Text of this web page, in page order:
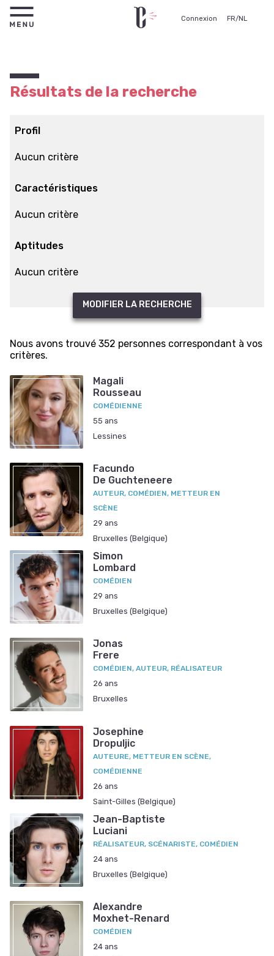
Connexion FR/NL
Résultats de la recherche
Profil
Aucun critère
Caractéristiques
Aucun critère
Aptitudes
Aucun critère
MODIFIER LA RECHERCHE
Nous avons trouvé 352 personnes correspondant à vos
critères.
Magali
Rousseau
COMÉDIENNE
55 ans
Lessines
Facundo
De Guchteneere
AUTEUR, COMÉDIEN, METTEUR EN
SCÈNE
29 ans
Bruxelles (Belgique)
Simon
Lombard
COMÉDIEN
29 ans
Bruxelles (Belgique)
Jonas
Frere
COMÉDIEN, AUTEUR, RÉALISATEUR
26 ans
Bruxelles
Josephine
Dropuljic
AUTEURE, METTEUR EN SCÈNE,
COMÉDIENNE
26 ans
Saint-Gilles (Belgique)
Jean-Baptiste
Luciani
RÉALISATEUR, SCÉNARISTE, COMÉDIEN
24 ans
Bruxelles (Belgique)
Alexandre
Moxhet-Renard
COMÉDIEN
24 ans